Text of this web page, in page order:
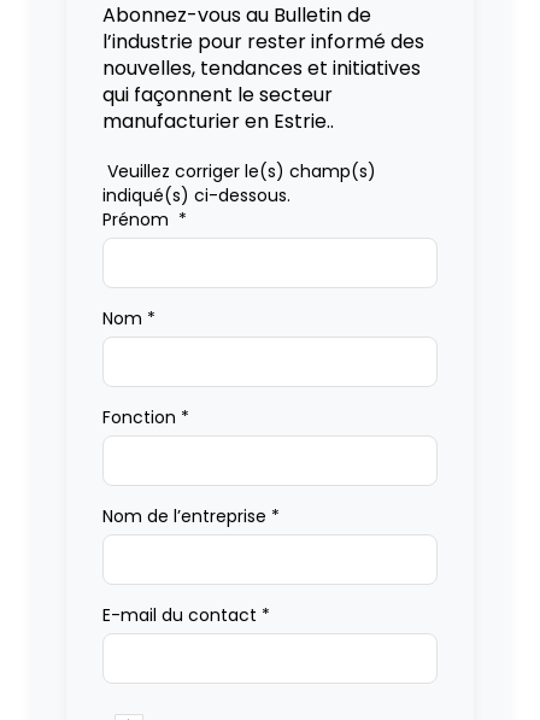
Abonnez-vous au Bulletin de
l’industrie pour rester informé des
nouvelles, tendances et initiatives
qui façonnent le secteur
manufacturier en Estrie..
Veuillez corriger le(s) champ(s)
indiqué(s) ci-dessous.
Prénom *
Nom *
Fonction *
Nom de l’entreprise *
E-mail du contact *